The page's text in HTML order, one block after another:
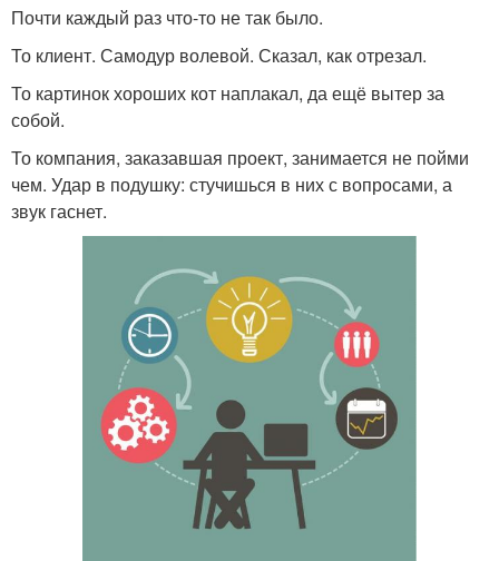
Почти каждый раз что-то не так было.
То клиент. Самодур волевой. Сказал, как отрезал.
То картинок хороших кот наплакал, да ещё вытер за
собой.
То компания, заказавшая проект, занимается не пойми
чем. Удар в подушку: стучишься в них с вопросами, а
звук гаснет.